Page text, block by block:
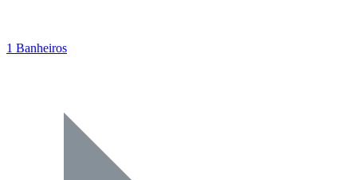
1 Banheiros